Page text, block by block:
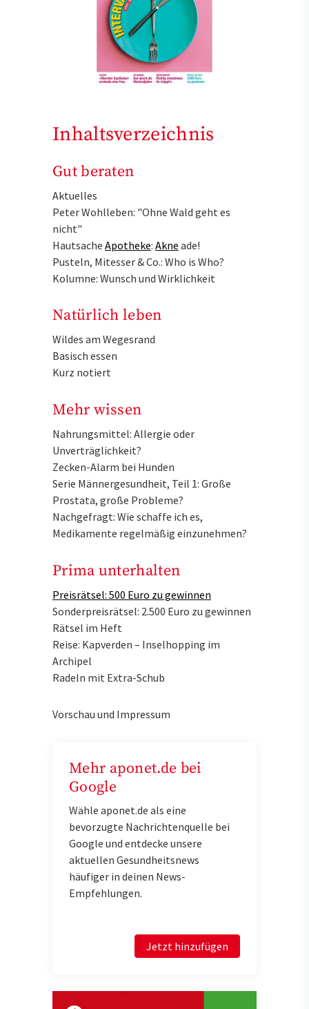
Inhaltsverzeichnis
Gut beraten
Aktuelles
Peter Wohlleben: "Ohne Wald geht es
nicht"
Hautsache Apotheke: Akne ade!
Pusteln, Mitesser & Co.: Who is Who?
Kolumne: Wunsch und Wirklichkeit
Natürlich leben
Wildes am Wegesrand
Basisch essen
Kurz notiert
Mehr wissen
Nahrungsmittel: Allergie oder
Unverträglichkeit?
Zecken-Alarm bei Hunden
Serie Männergesundheit, Teil 1: Große
Prostata, große Probleme?
Nachgefragt: Wie schaffe ich es,
Medikamente regelmäßig einzunehmen?
Prima unterhalten
Preisrätsel: 500 Euro zu gewinnen
Sonderpreisrätsel: 2.500 Euro zu gewinnen
Rätsel im Heft
Reise: Kapverden – Inselhopping im
Archipel
Radeln mit Extra-Schub
Vorschau und Impressum
Mehr aponet.de bei
Google
Wähle aponet.de als eine
bevorzugte Nachrichtenquelle bei
Google und entdecke unsere
aktuellen Gesundheitsnews
häufiger in deinen News-
Empfehlungen.
Jetzt hinzufügen